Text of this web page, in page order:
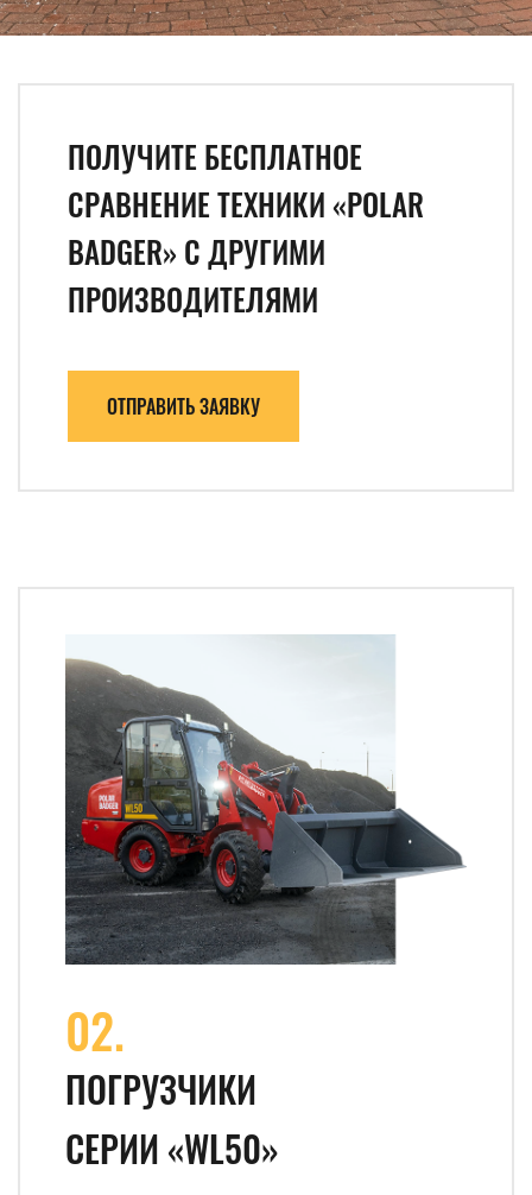
ПОЛУЧИТЕ БЕСПЛАТНОЕ
СРАВНЕНИЕ ТЕХНИКИ «POLAR
BADGER» С ДРУГИМИ
ПРОИЗВОДИТЕЛЯМИ
ОТПРАВИТЬ ЗАЯВКУ
ПОГРУЗЧИКИ
СЕРИИ «WL50»